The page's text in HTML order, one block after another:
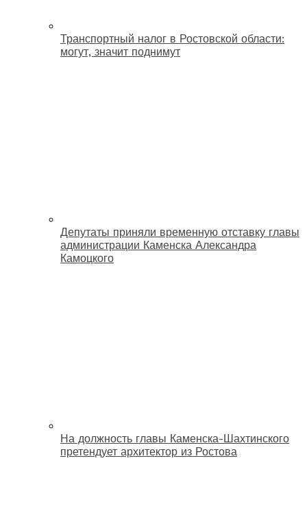
Транспортный налог в Ростовской области:
могут, значит поднимут
Депутаты приняли временную отставку главы
администрации Каменска Александра
Камоцкого
На должность главы Каменска-Шахтинского
претендует архитектор из Ростова